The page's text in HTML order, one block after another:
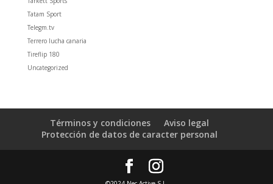
Tatam Sport
Telegm.tv
Terrero lucha canaria
Tireflip 180
Uncategorized
Términos y condiciones
Aviso legal
Protección de datos de caracter personal